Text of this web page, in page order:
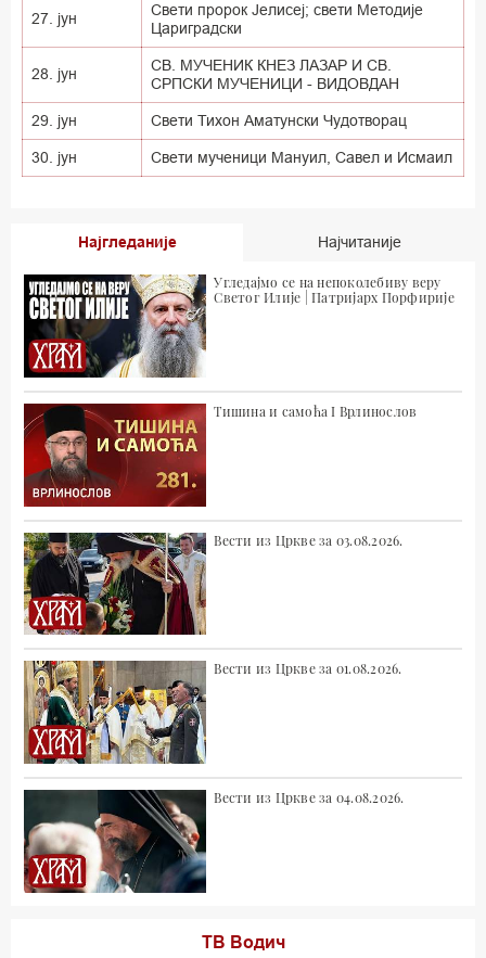
27. јун
Свети пророк Јелисеј; свети Методије
Цариградски
28. јун
СВ. МУЧЕНИК КНЕЗ ЛАЗАР И СВ.
СРПСКИ МУЧЕНИЦИ - ВИДОВДАН
29. јун Свети Тихон Аматунски Чудотворац
30. јун Свети мученици Мануил, Савел и Исмаил
Најгледаније Најчитаније
Угледајмо се на непоколебиву веру
Светог Илије | Патријарх Порфирије
Тишина и самоћа I Врлинослов
Вести из Цркве за 03.08.2026.
Вести из Цркве за 01.08.2026.
Вести из Цркве за 04.08.2026.
ТВ Водич